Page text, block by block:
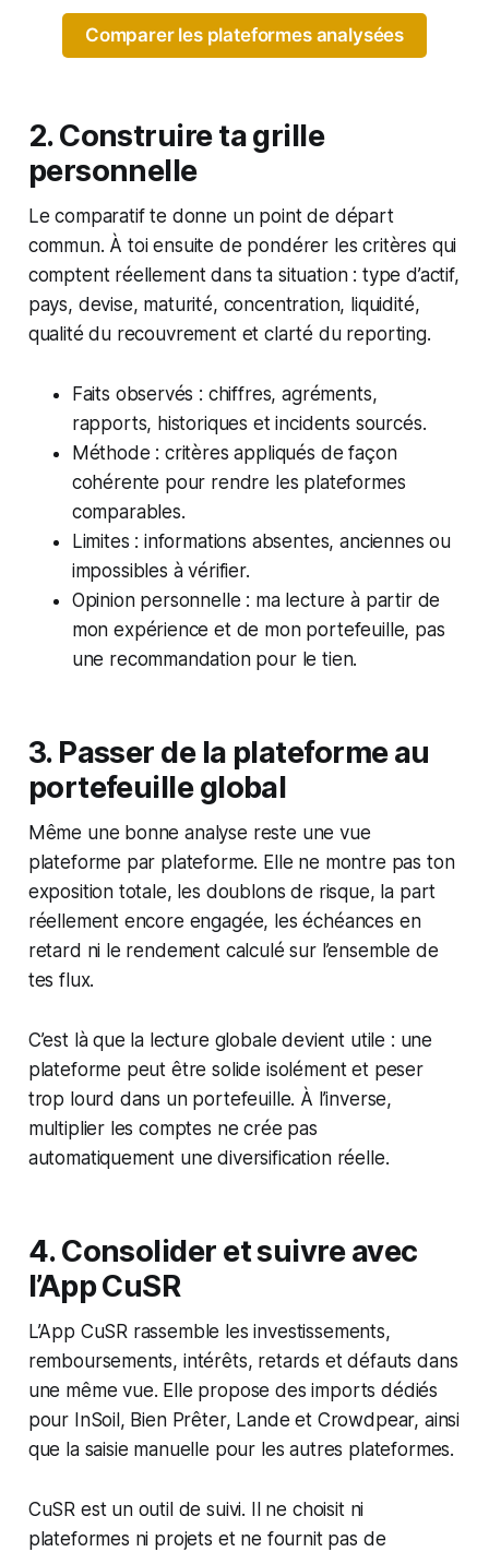
Comparer les plateformes analysées
2. Construire ta grille
personnelle
Le comparatif te donne un point de départ
commun. À toi ensuite de pondérer les critères qui
comptent réellement dans ta situation : type d’actif,
pays, devise, maturité, concentration, liquidité,
qualité du recouvrement et clarté du reporting.
Faits observés : chiffres, agréments,
rapports, historiques et incidents sourcés.
Méthode : critères appliqués de façon
cohérente pour rendre les plateformes
comparables.
Limites : informations absentes, anciennes ou
impossibles à vérifier.
Opinion personnelle : ma lecture à partir de
mon expérience et de mon portefeuille, pas
une recommandation pour le tien.
3. Passer de la plateforme au
portefeuille global
Même une bonne analyse reste une vue
plateforme par plateforme. Elle ne montre pas ton
exposition totale, les doublons de risque, la part
réellement encore engagée, les échéances en
retard ni le rendement calculé sur l’ensemble de
tes flux.
C’est là que la lecture globale devient utile : une
plateforme peut être solide isolément et peser
trop lourd dans un portefeuille. À l’inverse,
multiplier les comptes ne crée pas
automatiquement une diversification réelle.
4. Consolider et suivre avec
l’App CuSR
L’App CuSR rassemble les investissements,
remboursements, intérêts, retards et défauts dans
une même vue. Elle propose des imports dédiés
pour InSoil, Bien Prêter, Lande et Crowdpear, ainsi
que la saisie manuelle pour les autres plateformes.
CuSR est un outil de suivi. Il ne choisit ni
plateformes ni projets et ne fournit pas de